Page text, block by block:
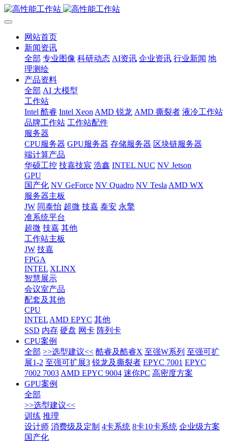
网站首页
新闻资讯
全部 专业图像 科研动态 AI资讯 企业资讯 行业新闻 地
理测绘
产品资料
全部 AI 大模型
工作站
Intel 酷睿 Intel Xeon AMD 锐龙 AMD 撕裂者 液冷工作站
品牌工作站 工作站配件
服务器
CPU服务器 GPU服务器 存储服务器 区块链服务器
端计算产品
华硕工控 技嘉技宸 浩鑫 INTEL NUC NV Jetson
GPU
国产化 NV GeForce NV Quadro NV Tesla AMD WX
服务器主板
JW 同泰怡 超微 技嘉 泰安 永擎
准系统平台
超微 技嘉 其他
工作站主板
JW 技嘉
FPGA
INTEL XLINX
智慧展示
会议室产品
配套及其他
CPU
INTEL AMD EPYC 其他
SSD 内存 硬盘 网卡 阵列卡
CPU案例
全部 >>选型建议<< 酷睿及酷睿X 至强W系列 至强可扩
展1-2 至强可扩展3 锐龙及撕裂者 EPYC 7001 EPYC
7002 7003 AMD EPYC 9004 迷你PC 高密度方案
GPU案例
全部
>>选型建议<<
训练 推理
设计师 消费级及定制 4卡系统 8卡10卡系统 企业级方案
国产化